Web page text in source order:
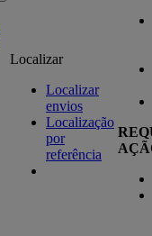
Localizar
Localizar
envios
Localização
por
referência